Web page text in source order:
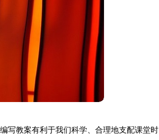
写教案有利于我们科学、合理地支配课堂时